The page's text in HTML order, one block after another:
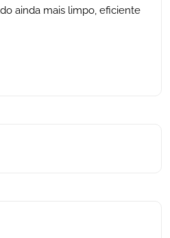
ainda mais limpo, eficiente